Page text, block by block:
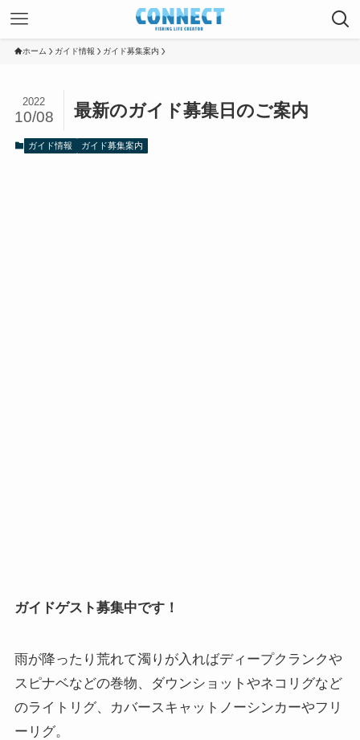
ホーム ガイド情報 ガイド募集案内
最新のガイド募集日のご案内
2022
10/08
ガイド情報 ガイド募集案内
ガイドゲスト募集中です！
雨が降ったり荒れて濁りが入ればディープクランクや
スピナベなどの巻物、ダウンショットやネコリグなど
のライトリグ、カバースキャットノーシンカーやフリ
ーリグ。